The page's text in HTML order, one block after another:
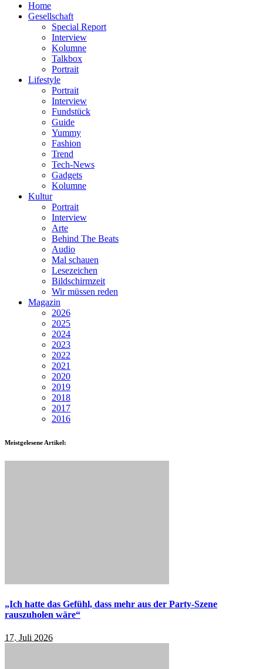
Home
Gesellschaft
Special Report
Interview
Kolumne
Talkbox
Portrait
Lifestyle
Portrait
Interview
Fundstück
Guide
Yummy
Fashion
Trend
Tech-News
Gadgets
Kolumne
Kultur
Portrait
Interview
Arte
Behind The Beats
Audio
Mal schauen
Lesezeichen
Bildschirmzeit
Wir müssen reden
Magazin
2026
2025
2024
2023
2022
2021
2020
2019
2018
2017
2016
Meistgelesene Artikel:
„Ich hatte das Gefühl, dass mehr aus der Party-Szene
rauszuholen wäre“
17. Juli 2026